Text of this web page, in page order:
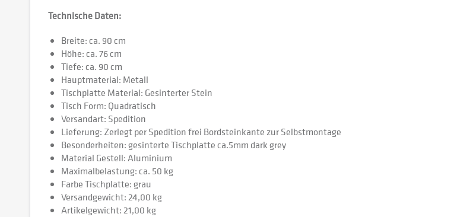
Technische Daten:
Breite: ca. 90 cm
Höhe: ca. 76 cm
Tiefe: ca. 90 cm
Hauptmaterial: Metall
Tischplatte Material: Gesinterter Stein
Tisch Form: Quadratisch
Versandart: Spedition
Lieferung: Zerlegt per Spedition frei Bordsteinkante zur Selbstmontage
Besonderheiten: gesinterte Tischplatte ca.5mm dark grey
Material Gestell: Aluminium
Maximalbelastung: ca. 50 kg
Farbe Tischplatte: grau
Versandgewicht: 24,00 kg
Artikelgewicht: 21,00 kg